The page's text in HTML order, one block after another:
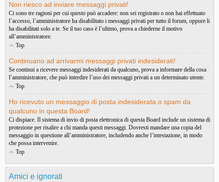
Non riesco ad inviare messaggi privati!
Ci sono tre ragioni per cui questo può accadere: non sei registrato o non hai effettuato
l’accesso, l’amministratore ha disabilitato i messaggi privati per tutto il forum, oppure li
ha disabilitati solo a te. Se il tuo caso è l’ultimo, prova a chiederne il motivo
all’amministratore.
Top
Continuano ad arrivarmi messaggi privati indesiderati!
Se continui a ricevere messaggi indesiderati da qualcuno, prova a informare della cosa
l’amministratore, che può interdire l’uso dei messaggi privati a un determinato utente.
Top
Ho ricevuto un messaggio di posta indesiderata o spam da
qualcuno in questa Board!
Ci dispiace. Il sistema di invio di posta elettronica di questa Board include un sistema di
protezione per risalire a chi manda questi messaggi. Dovresti mandare una copia del
messaggio in questione all’amministratore, includendo anche l’intestazione, in modo
che possa intervenire.
Top
Amici e ignorati